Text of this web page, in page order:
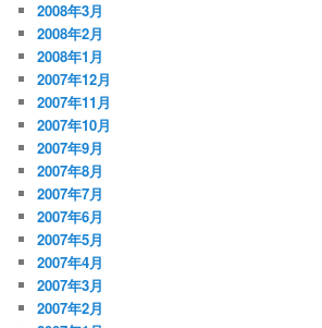
2008年3月
2008年2月
2008年1月
2007年12月
2007年11月
2007年10月
2007年9月
2007年8月
2007年7月
2007年6月
2007年5月
2007年4月
2007年3月
2007年2月